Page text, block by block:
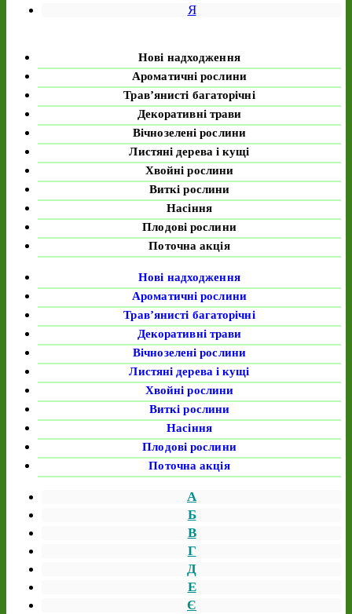
Я
Нові надходження
Ароматичні рослини
Трав’янисті багаторічні
Декоративні трави
Вічнозелені рослини
Листяні дерева і кущі
Хвойні рослини
Виткі рослини
Насіння
Плодові рослини
Поточна акція
Нові надходження
Ароматичні рослини
Трав’янисті багаторічні
Декоративні трави
Вічнозелені рослини
Листяні дерева і кущі
Хвойні рослини
Виткі рослини
Насіння
Плодові рослини
Поточна акція
А
Б
В
Г
Д
Е
Є